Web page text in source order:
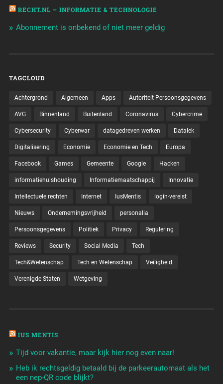
RECHT.NL – INFORMATIE & TECHNOLOGIE
Abonnement is onbekend of niet meer geldig
TAGCLOUD
Achtergrond Algemeen Apps Autoriteit Persoonsgegevens
AVG Binnenland Buitenland Coronavirus Cybercrime
Cybersecurity Cyberwar datagedreven werken Datalek
Digitalisering Economie Economie en Tech Europa
Facebook Games Gemeente Google Hacken
informatiehuishouding Informatiemaatschappij Innovatie
Intellectuele rechten Internet IusMentis login-vereist
Nieuws Ondernemingsvrijheid personalia
Persoonsgegevens Politiek Privacy Regulering
Reviews Security Social Media Tech
Tech&Wetenschap Tech en Wetenschap Veiligheid
Verenigde Staten Wetgeving
IUS MENTIS
Tijd voor vakantie, maar kijk hier nog even naar!
Heb ik rechtsgeldig betaald bij de parkeerautomaat als het
een nep-QR code blijkt?